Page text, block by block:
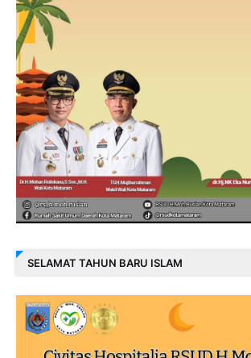
SELAMAT TAHUN BARU ISLAM